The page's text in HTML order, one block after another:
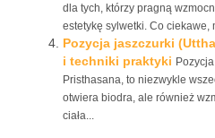
dla tych, którzy pragną
estetykę sylwetki. Co ciekawe,
Pozycja jaszczurki
i techniki praktyki
Pristhasana, to niezwykle
otwiera biodra, ale również
ciała...